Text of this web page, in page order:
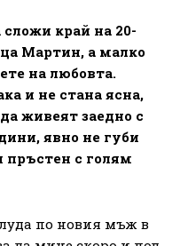
край на 20-
Мартин, а малко
на любовта.
и не стана ясна,
живеят заедно с
явно не губи
пръстен с голям
по новия мъж в